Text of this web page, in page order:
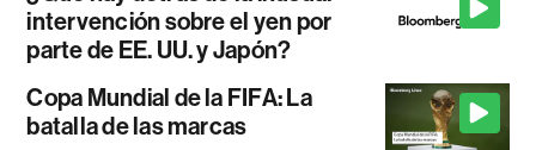
intervención sobre el yen por
parte de EE. UU. y Japón?
Copa Mundial de la FIFA: La
batalla de las marcas